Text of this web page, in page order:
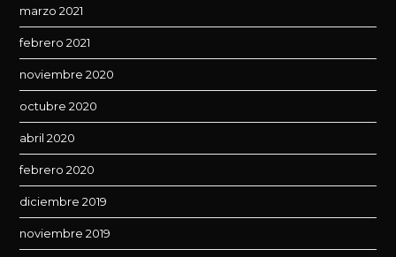
marzo 2021
febrero 2021
noviembre 2020
octubre 2020
abril 2020
febrero 2020
diciembre 2019
noviembre 2019